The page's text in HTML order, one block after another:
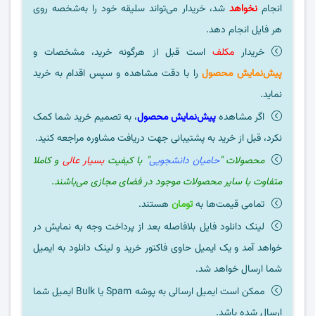
انجام نخواهد شد، خریدار می‌تواند سلیقه خود را به‌شخصه روی
هر فایل انجام دهد.
خریدارمکلف است قبل از هرگونه خرید، مشخصات و
پیش‌نمایش محصولرا با دقت مشاهده و سپس اقدام به خرید
نماید.
اگر مشاهدهپیش‌نمایش محصول، به تصمیم خرید شما کمک
نکرد، قبل از خرید به پشتیبانی جهت دریافت مشاوره مراجعه کنید.
محصولات "حامیان دانشجویی" با کیفیت بسیار عالی و کاملا
متفاوت با سایر محصولات موجود در فضای مجازی می‌باشند.
تمامی قیمت‌ها بهتومان هستند.
لینک دانلود فایل بلافاصله بعد از پرداخت وجه به نمایش در
خواهد آمد و یک ایمیل حاوی فاکتور خرید و لینک دانلود به ایمیل
شما ارسال خواهد شد.
ممکن است ایمیل ارسالی به پوشه Spam یا Bulk ایمیل شما